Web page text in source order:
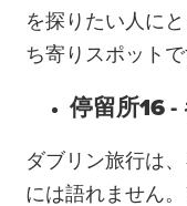
を探りたい人に
ち寄りスポットで
停留所16 -
ダブリン旅行は
には語れません